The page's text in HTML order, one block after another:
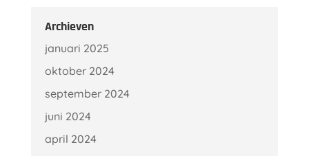
Archieven
januari 2025
oktober 2024
september 2024
juni 2024
april 2024